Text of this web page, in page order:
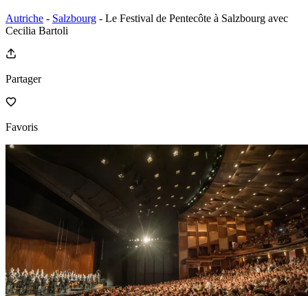
Autriche - Salzbourg - Le Festival de Pentecôte à Salzbourg avec
Cecilia Bartoli
Partager
Favoris